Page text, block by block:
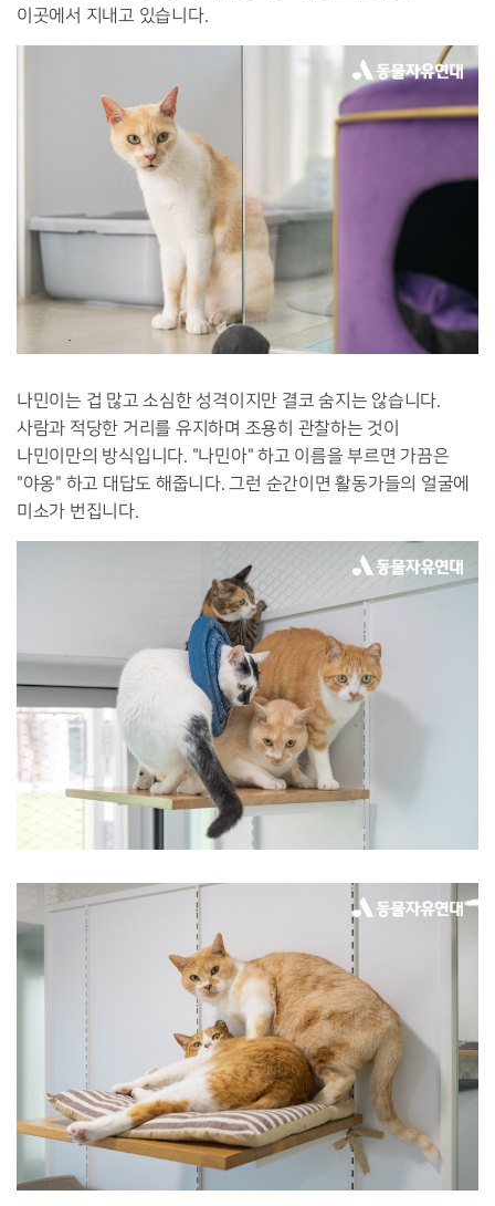
이곳에서 지내고 있습니다.
나민이는 겁 많고 소심한 성격이지만 결코 숨지는 않습니다.
사람과 적당한 거리를 유지하며 조용히 관찰하는 것이
나민이만의 방식입니다. "나민아" 하고 이름을 부르면 가끔은
"야옹" 하고 대답도 해줍니다. 그런 순간이면 활동가들의 얼굴에
미소가 번집니다.